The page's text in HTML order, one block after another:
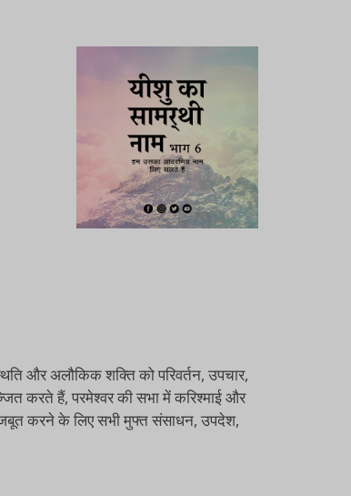
और अलौकिक शक्ति को परिवर्तन, उपचार,
करते हैं, परमेश्वर की सभा में करिश्माई और
करने के लिए सभी मुफ्त संसाधन, उपदेश,